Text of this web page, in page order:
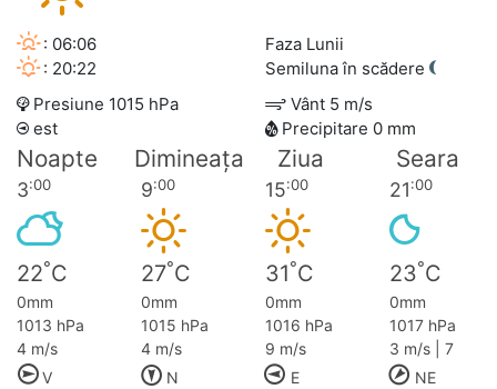
: 06:06
: 20:22
Faza Lunii
Semiluna în scădere
Presiune 1015 hPa
Vânt 5 m/s
est
Precipitare 0 mm
Noapte Dimineața Ziua Seara
3:00 9:00 15:00 21:00
22°C 27°C 31°C 23°C
0mm 0mm 0mm
0mm
1013 hPa
1015 hPa 1016 hPa
1017 hPa
4 m/s
4 m/s 9 m/s
3 m/s | 7
V
N E
NE